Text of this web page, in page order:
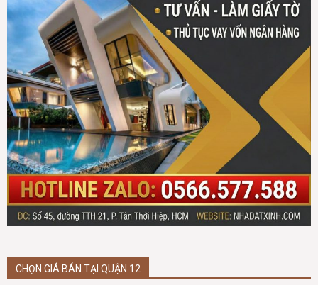
CHỌN GIÁ BÁN TẠI QUẬN 12